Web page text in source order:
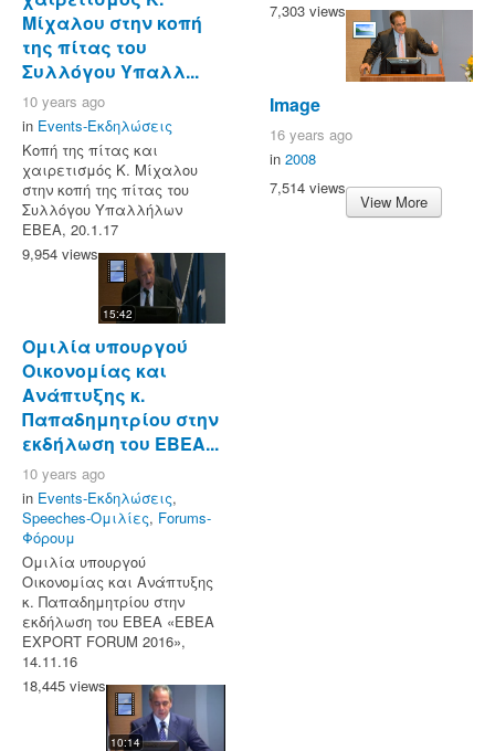
Μίχαλου στην κοπή
της πίτας του
Συλλόγου Υπαλλ...
10 years ago
in Events-Εκδηλώσεις
Κοπή της πίτας και
χαιρετισμός Κ. Μίχαλου
στην κοπή της πίτας του
Συλλόγου Υπαλλήλων
ΕΒΕΑ, 20.1.17
9,954 views
15:42
Ομιλία υπουργού
Οικονομίας και
Ανάπτυξης κ.
Παπαδημητρίου στην
εκδήλωση του ΕΒΕΑ...
10 years ago
in Events-Εκδηλώσεις,
Speeches-Ομιλίες, Forums-
Φόρουμ
Ομιλία υπουργού
Οικονομίας και Ανάπτυξης
κ. Παπαδημητρίου στην
εκδήλωση του ΕΒΕΑ «ΕΒΕΑ
EXPORT FORUM 2016»,
14.11.16
18,445 views
10:14
7,303 views
Image
16 years ago
in 2008
7,514 views
View More